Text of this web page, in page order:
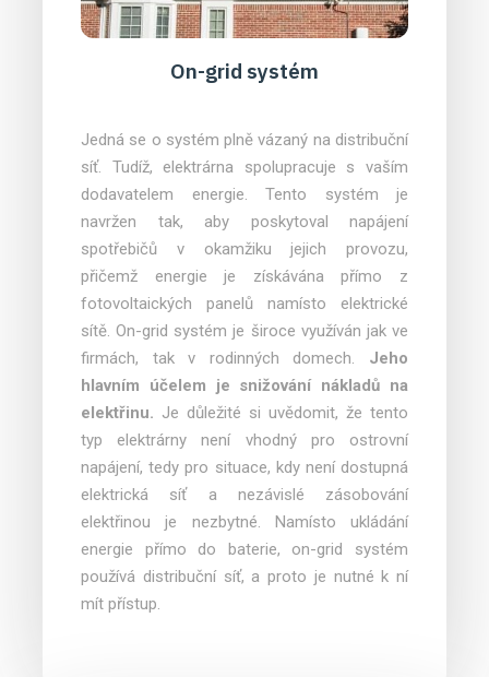
On-grid systém
Jedná se o systém plně vázaný na distribuční
síť. Tudíž, elektrárna spolupracuje s vaším
dodavatelem energie. Tento systém je
navržen tak, aby poskytoval napájení
spotřebičů v okamžiku jejich provozu,
přičemž energie je získávána přímo z
fotovoltaických panelů namísto elektrické
sítě. On-grid systém je široce využíván jak ve
firmách, tak v rodinných domech. Jeho
hlavním účelem je snižování nákladů na
elektřinu. Je důležité si uvědomit, že tento
typ elektrárny není vhodný pro ostrovní
napájení, tedy pro situace, kdy není dostupná
elektrická síť a nezávislé zásobování
elektřinou je nezbytné. Namísto ukládání
energie přímo do baterie, on-grid systém
používá distribuční síť, a proto je nutné k ní
mít přístup.